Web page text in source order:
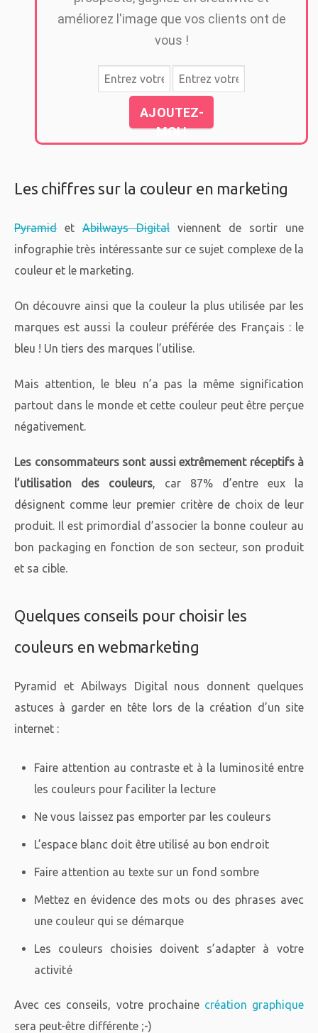
améliorez l'image que vos clients ont de
vous !
AJOUTEZ-
MOI !
Les chiffres sur la couleur en marketing
Pyramid et Abilways Digital viennent de sortir une
infographie très intéressante sur ce sujet complexe de la
couleur et le marketing.
On découvre ainsi que la couleur la plus utilisée par les
marques est aussi la couleur préférée des Français : le
bleu ! Un tiers des marques l’utilise.
Mais attention, le bleu n’a pas la même signification
partout dans le monde et cette couleur peut être perçue
négativement.
Les consommateurs sont aussi extrêmement réceptifs à
l’utilisation des couleurs, car 87% d’entre eux la
désignent comme leur premier critère de choix de leur
produit. Il est primordial d’associer la bonne couleur au
bon packaging en fonction de son secteur, son produit
et sa cible.
Quelques conseils pour choisir les
couleurs en webmarketing
Pyramid et Abilways Digital nous donnent quelques
astuces à garder en tête lors de la création d’un site
internet :
Faire attention au contraste et à la luminosité entre
les couleurs pour faciliter la lecture
Ne vous laissez pas emporter par les couleurs
L’espace blanc doit être utilisé au bon endroit
Faire attention au texte sur un fond sombre
Mettez en évidence des mots ou des phrases avec
une couleur qui se démarque
Les couleurs choisies doivent s’adapter à votre
activité
Avec ces conseils, votre prochaine création graphique
sera peut-être différente ;-)